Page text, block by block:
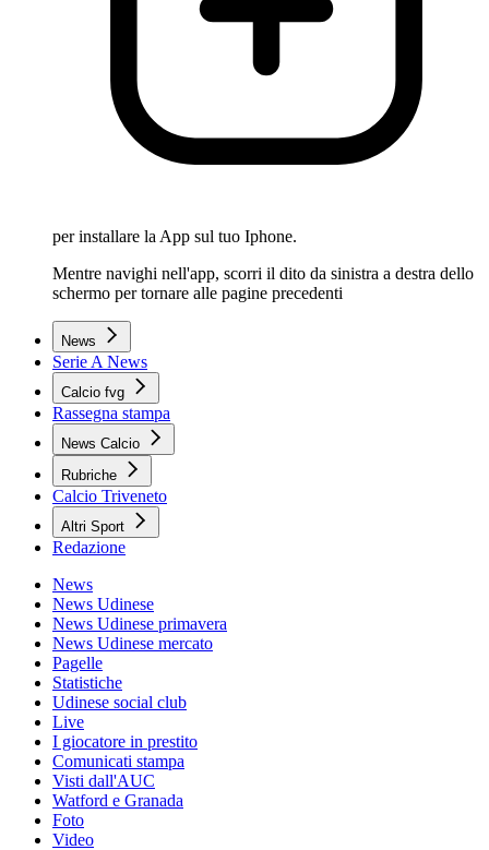
per installare la App sul tuo Iphone.
Mentre navighi nell'app, scorri il dito da sinistra a destra dello
schermo per tornare alle pagine precedenti
News
Serie A News
Calcio fvg
Rassegna stampa
News Calcio
Rubriche
Calcio Triveneto
Altri Sport
Redazione
News
News Udinese
News Udinese primavera
News Udinese mercato
Pagelle
Statistiche
Udinese social club
Live
I giocatore in prestito
Comunicati stampa
Visti dall'AUC
Watford e Granada
Foto
Video